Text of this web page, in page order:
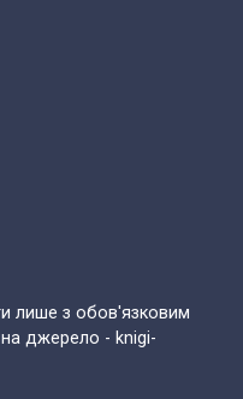
лише з обов'язковим
джерело - knigi-